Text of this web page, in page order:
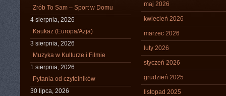
Zrób To Sam – Sport w Domu
4 sierpnia, 2026
Kaukaz (Europa/Azja)
3 sierpnia, 2026
Muzyka w Kulturze i Filmie
1 sierpnia, 2026
Pytania od czytelników
30 lipca, 2026
maj 2026
kwiecień 2026
marzec 2026
luty 2026
styczeń 2026
grudzień 2025
listopad 2025